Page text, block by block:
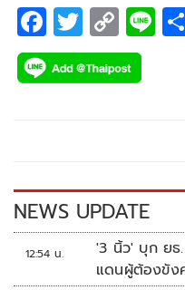
F
ac
e
k
T
wi
tt
C
o
p
k
Li
NEWS UPDATE
12:54 น.
'3 นิ้ว' บุก ยธ
แดนผู้ต้องขัง